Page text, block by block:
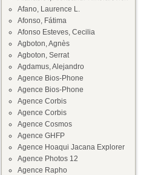
Afano, Laurence L.
Afonso, Fátima
Afonso Esteves, Cecilia
Agboton, Agnès
Agboton, Serrat
Agdamus, Alejandro
Agence Bios-Phone
Agence Bios-Phone
Agence Corbis
Agence Corbis
Agence Cosmos
Agence GHFP
Agence Hoaqui Jacana Explorer
Agence Photos 12
Agence Rapho